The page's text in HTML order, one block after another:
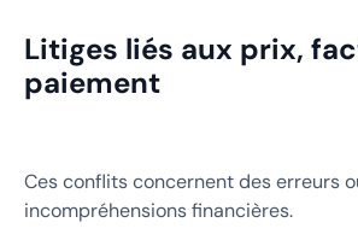
Litiges liés aux prix,
paiement
Ces conflits concernent des erreurs
incompréhensions financières.